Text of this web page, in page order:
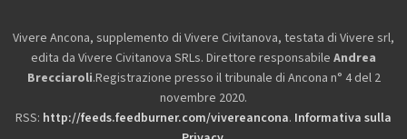
Vivere Ancona, supplemento di Vivere Civitanova, testata di Vivere srl,
edita da Vivere Civitanova SRLs. Direttore responsabile Andrea
Brecciaroli.Registrazione presso il tribunale di Ancona n° 4 del 2
novembre 2020.
RSS: http://feeds.feedburner.com/vivereancona. Informativa sulla